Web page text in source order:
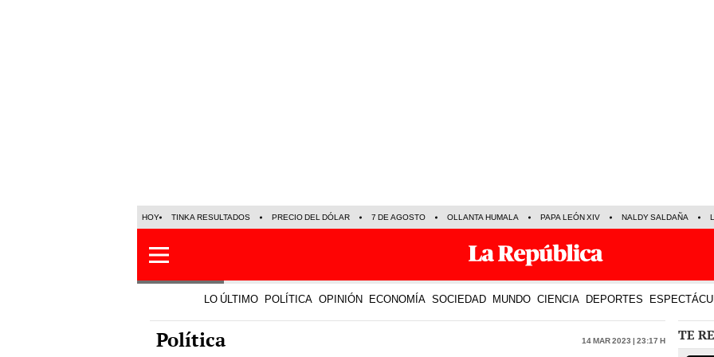
PRECIO DEL DÓLAR PAPA LEÓN XIV NALDY SALDAÑA
LO ÚLTIMO POLÍTICA OPINIÓN ECONOMÍA SOCIEDAD MUNDO CIENCIA DEPORTES
Política TE